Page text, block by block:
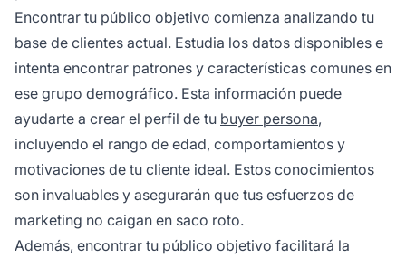
Encontrar tu público objetivo comienza analizando tu
base de clientes actual. Estudia los datos disponibles e
intenta encontrar patrones y características comunes en
ese grupo demográfico. Esta información puede
ayudarte a crear el perfil de tu buyer persona,
incluyendo el rango de edad, comportamientos y
motivaciones de tu cliente ideal. Estos conocimientos
son invaluables y asegurarán que tus esfuerzos de
marketing no caigan en saco roto.
Además, encontrar tu público objetivo facilitará la